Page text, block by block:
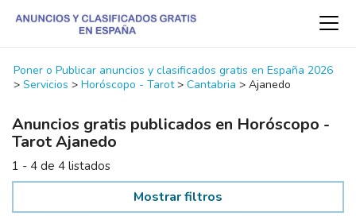
Poner o Publicar anuncios y clasificados gratis en España 2026
> Servicios > Horóscopo - Tarot > Cantabria > Ajanedo
Anuncios gratis publicados en Horóscopo -
Tarot Ajanedo
1 - 4 de 4 listados
Mostrar filtros